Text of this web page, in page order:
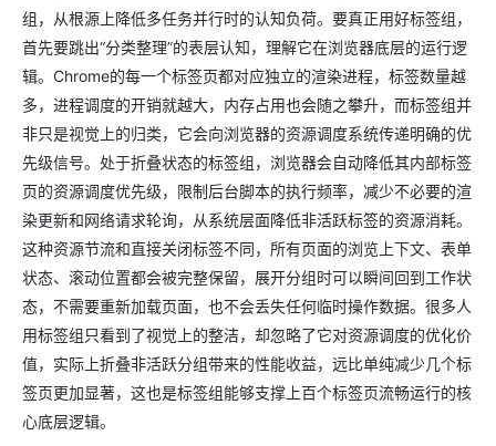
组，从根源上降低多任务并行时的认知负荷。要真正用好标签组，
首先要跳出“分类整理”的表层认知，理解它在浏览器底层的运行逻
辑。Chrome的每一个标签页都对应独立的渲染进程，标签数量越
多，进程调度的开销就越大，内存占用也会随之攀升，而标签组并
非只是视觉上的归类，它会向浏览器的资源调度系统传递明确的优
先级信号。处于折叠状态的标签组，浏览器会自动降低其内部标签
页的资源调度优先级，限制后台脚本的执行频率，减少不必要的渲
染更新和网络请求轮询，从系统层面降低非活跃标签的资源消耗。
这种资源节流和直接关闭标签不同，所有页面的浏览上下文、表单
状态、滚动位置都会被完整保留，展开分组时可以瞬间回到工作状
态，不需要重新加载页面，也不会丢失任何临时操作数据。很多人
用标签组只看到了视觉上的整洁，却忽略了它对资源调度的优化价
值，实际上折叠非活跃分组带来的性能收益，远比单纯减少几个标
签页更加显著，这也是标签组能够支撑上百个标签页流畅运行的核
心底层逻辑。